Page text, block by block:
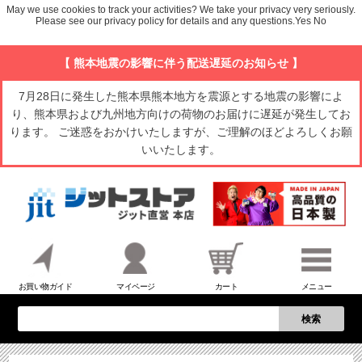
【 熊本地震の影響に伴う配送遅延のお知らせ 】
7月28日に発生した熊本県熊本地方を震源とする地震の影響によ
り、熊本県および九州地方向けの荷物のお届けに遅延が発生してお
ります。 ご迷惑をおかけいたしますが、ご理解のほどよろしくお願
いいたします。
お買い物ガイド マイページ カート メニュー
検索
May we use cookies to track your activities? We take your privacy very seriously.
Please see our privacy policy for details and any questions.Yes No